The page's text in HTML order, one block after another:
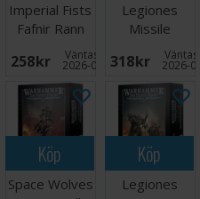
11
Imperial Fists
Fafnir Rann
258 SEK Väntas in:
2026-08-31
Legiones
Missile
Launchers/
Bolters
318 SEK 2026-
Köp
Space Wolves
Köp
Legiones